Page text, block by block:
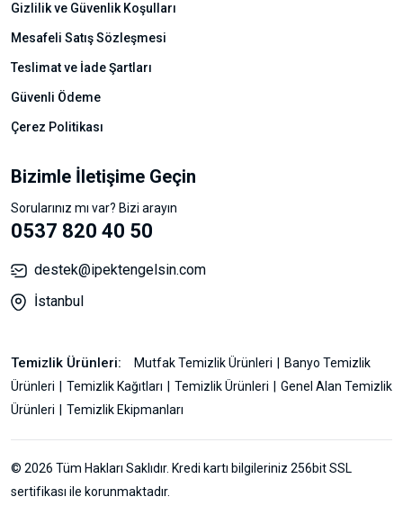
Gizlilik ve Güvenlik Koşulları
Mesafeli Satış Sözleşmesi
Teslimat ve İade Şartları
Güvenli Ödeme
Çerez Politikası
Bizimle İletişime Geçin
Sorularınız mı var? Bizi arayın
0537 820 40 50
destek@ipektengelsin.com
İstanbul
Temizlik Ürünleri: Mutfak Temizlik Ürünleri
Banyo Temizlik
Ürünleri
Temizlik Kağıtları Temizlik Ürünleri
Genel Alan Temizlik
Ürünleri
Temizlik Ekipmanları
© 2026 Tüm Hakları Saklıdır. Kredi kartı bilgileriniz 256bit SSL
sertifikası ile korunmaktadır.